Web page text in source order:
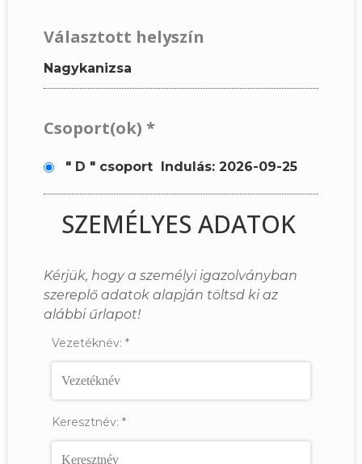
Választott helyszín
Nagykanizsa
Csoport(ok) *
" D " csoport Indulás: 2026-09-25
SZEMÉLYES ADATOK
Kérjük, hogy a személyi igazolványban
szereplő adatok alapján töltsd ki az
alábbi űrlapot!
Vezetéknév: *
Keresztnév: *